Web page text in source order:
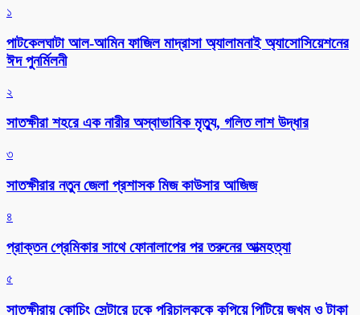
১
পাটকেলঘাটা আল-আমিন ফাজিল মাদ্রাসা অ্যালামনাই অ্যাসোসিয়েশনের
ঈদ পুনর্মিলনী
২
সাতক্ষীরা শহরে এক নারীর অস্বাভাবিক মৃত্যু, গলিত লাশ উদ্ধার
৩
সাতক্ষীরার নতুন জেলা প্রশাসক মিজ কাউসার আজিজ
৪
প্রাক্তন প্রেমিকার সাথে ফোনালাপের পর তরুনের আত্মহত্যা
৫
সাতক্ষীরায় কোচিং সেন্টারে ঢুকে পরিচালককে কুপিয়ে পিটিয়ে জখম ও টাকা